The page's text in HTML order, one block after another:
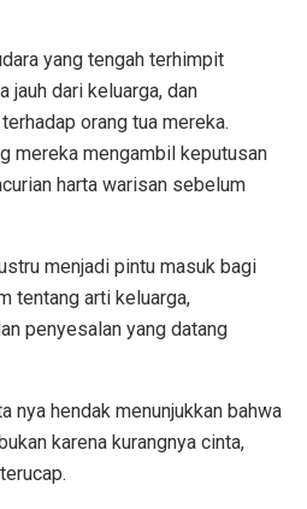
yang tengah terhimpit
jauh dari keluarga, dan
orang tua mereka.
mereka mengambil keputusan
harta warisan sebelum
menjadi pintu masuk bagi
tentang arti keluarga,
penyesalan yang datang
nya hendak menunjukkan bahwa
karena kurangnya cinta,